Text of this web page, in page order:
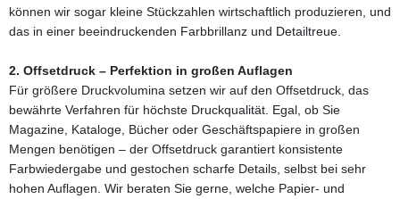
können wir sogar kleine Stückzahlen wirtschaftlich produzieren, und
das in einer beeindruckenden Farbbrillanz und Detailtreue.
2. Offsetdruck – Perfektion in großen Auflagen
Für größere Druckvolumina setzen wir auf den Offsetdruck, das
bewährte Verfahren für höchste Druckqualität. Egal, ob Sie
Magazine, Kataloge, Bücher oder Geschäftspapiere in großen
Mengen benötigen – der Offsetdruck garantiert konsistente
Farbwiedergabe und gestochen scharfe Details, selbst bei sehr
hohen Auflagen. Wir beraten Sie gerne, welche Papier- und